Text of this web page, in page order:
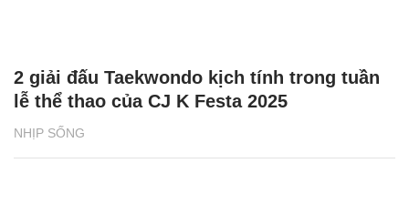
NHỊP SỐNG
2 giải đấu Taekwondo kịch tính trong tuần
lễ thể thao của CJ K Festa 2025